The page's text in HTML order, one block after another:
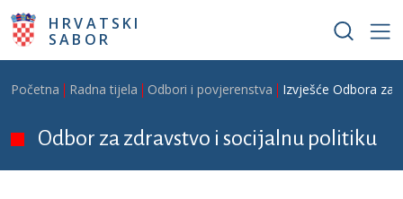
Skoči na glavni sadržaj
HRVATSKI
SABOR
Breadcrumb
Početna Radna tijela Odbori i povjerenstva Izvješće Odbora za
Odbor za zdravstvo i socijalnu politiku